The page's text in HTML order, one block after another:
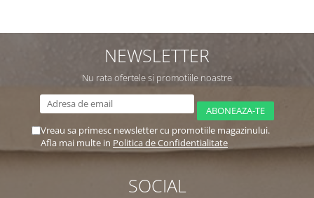
NEWSLETTER
Nu rata ofertele si promotiile noastre
Vreau sa primesc newsletter cu promotiile magazinului.
Afla mai multe in Politica de Confidentialitate
SOCIAL